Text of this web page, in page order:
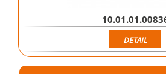
DETAIL